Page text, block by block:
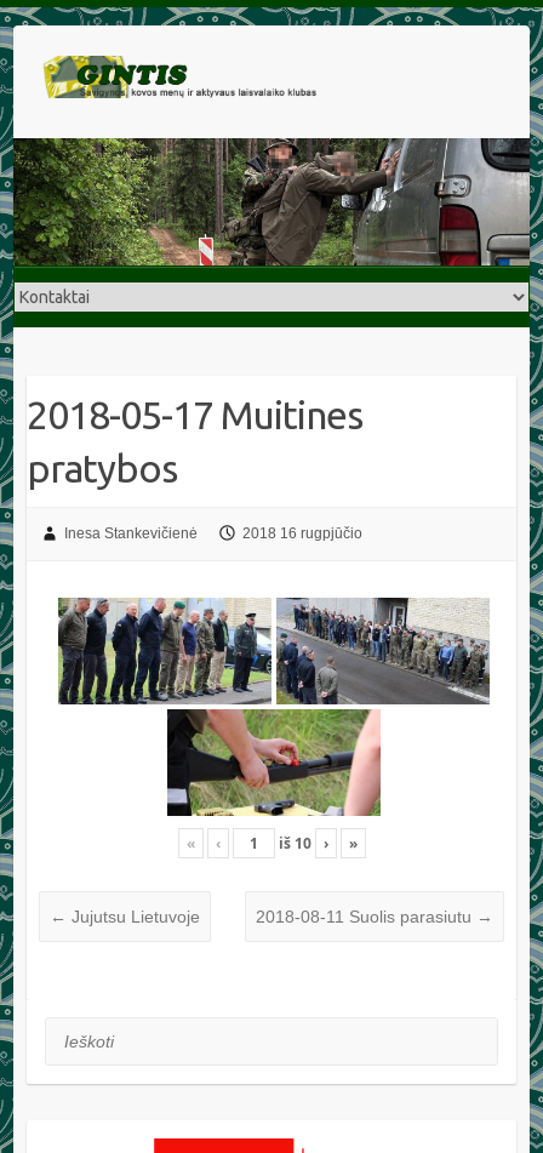
2018-05-17 Muitines
pratybos
Inesa Stankevičienė 2018 16 rugpjūčio
« ‹ iš 10 › »
← Jujutsu Lietuvoje 2018-08-11 Suolis parasiutu →
Ieškoti